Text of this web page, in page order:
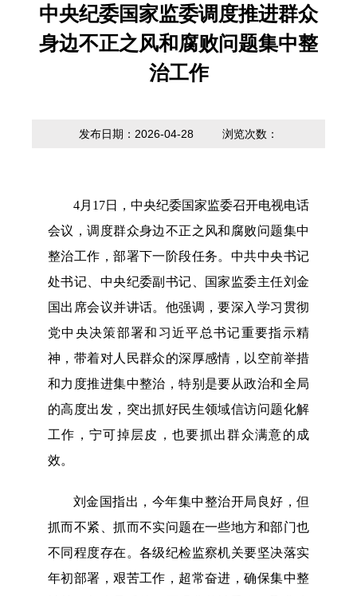
决策机构
机构职能
政府信息公开
年度报告
依申请公开
省级政策法规
市中心政策法
规
贷款业务指南
常见问题
网点查询
意见征集
办理统计
优化营商环境
法治政府建设
中央纪委国家监委调度推进群众
身边不正之风和腐败问题集中整
治工作
发布日期：2026-04-28 浏览次数：
4月17日，中央纪委国家监委召开电视电话
会议，调度群众身边不正之风和腐败问题集中
整治工作，部署下一阶段任务。中共中央书记
处书记、中央纪委副书记、国家监委主任刘金
国出席会议并讲话。他强调，要深入学习贯彻
党中央决策部署和习近平总书记重要指示精
神，带着对人民群众的深厚感情，以空前举措
和力度推进集中整治，特别是要从政治和全局
的高度出发，突出抓好民生领域信访问题化解
工作，宁可掉层皮，也要抓出群众满意的成
效。
刘金国指出，今年集中整治开局良好，但
抓而不紧、抓而不实问题在一些地方和部门也
不同程度存在。各级纪检监察机关要坚决落实
年初部署，艰苦工作，超常奋进，确保集中整